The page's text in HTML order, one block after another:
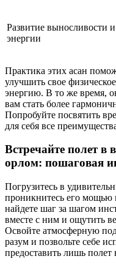
Развитие выносливости и
энергии
Практика этих асан
улучшить свое
энергию. В то же время,
вам стать более
Попробуйте посвятить
для себя все
Встречайте полет в
орлом: пошаговая
Погрузитесь в
проникнитесь его мощью
найдете шаг за шагом
вместе с ним и ощутить
Освойте атмосферную
разум и позвольте себе
предоставить лишь полет